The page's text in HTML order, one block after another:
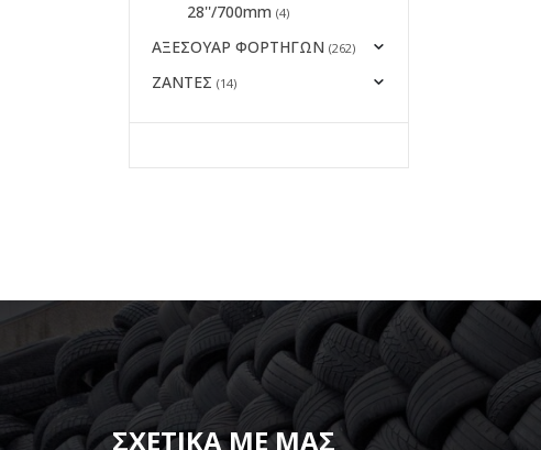
28''/700mm (4)
ΑΞΕΣΟΥΑΡ ΦΟΡΤΗΓΩΝ (262)
ΖΑΝΤΕΣ (14)
ΣΧΕΤΙΚΑ ΜΕ ΜΑΣ